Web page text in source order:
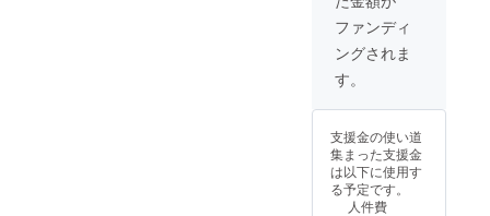
ファンディ
ングされま
す。
支援金の使い道
集まった支援金
は以下に使用す
る予定です。
人件費